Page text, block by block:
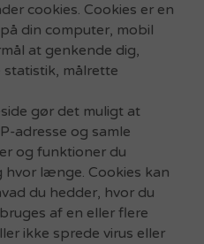
cookies. Cookies er en
din computer, mobil
at genkende dig,
statistik, målrette
gør det muligt at
adresse og samle
og funktioner du
hvor længe. Cookies kan
du hedder, hvor du
af en eller flere
ikke sprede virus eller